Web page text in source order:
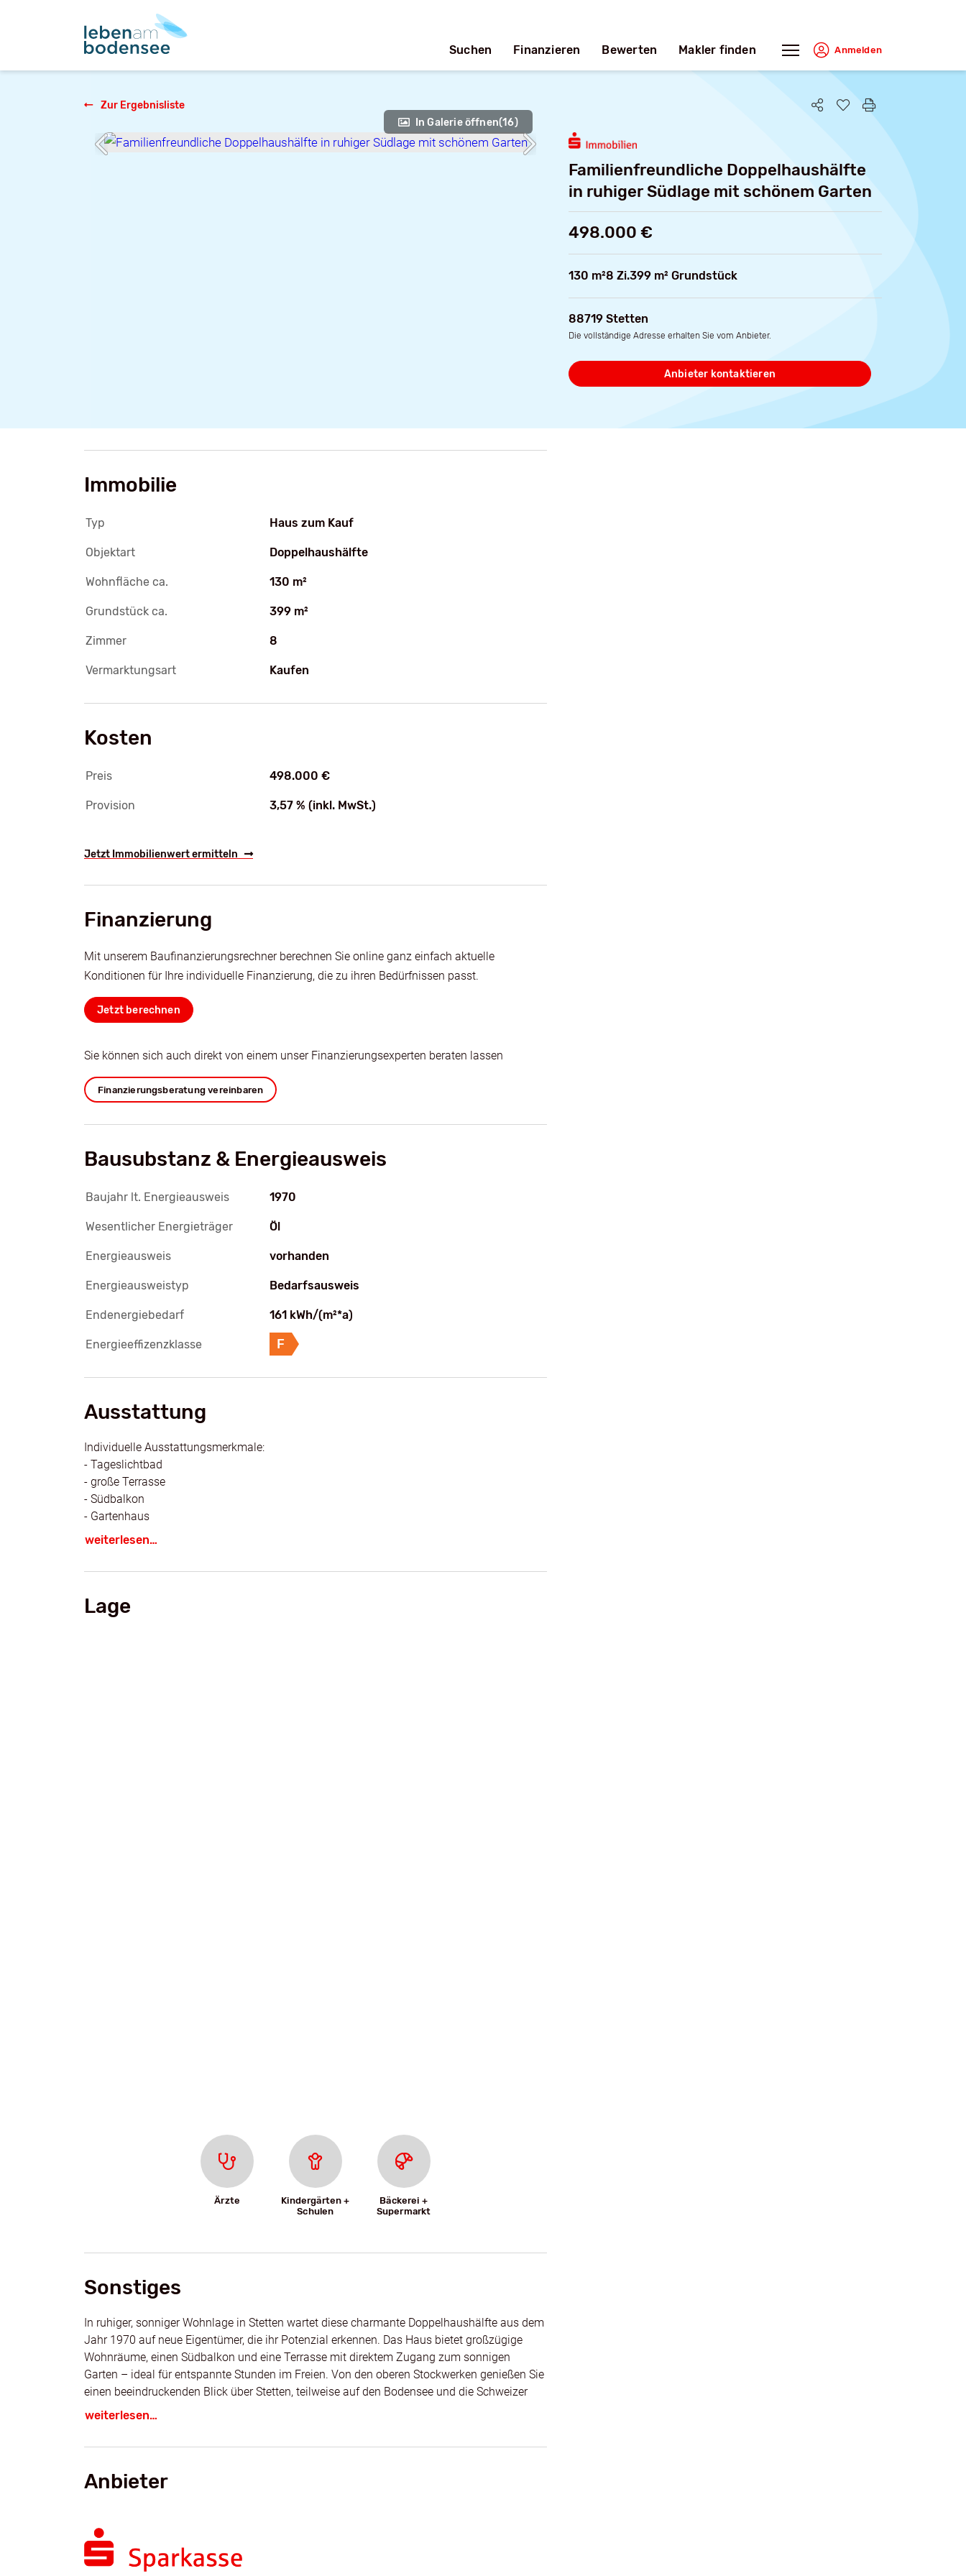
Suchen Finanzieren Bewerten Makler finden Anmelden
Zur Ergebnisliste
In Galerie öffnen(16)
Familienfreundliche Doppelhaushälfte
in ruhiger Südlage mit schönem Garten
498.000 €
130 m²8 Zi.399 m² Grundstück
88719 Stetten
Die vollständige Adresse erhalten Sie vom Anbieter.
Anbieter kontaktieren
Immobilie
Typ Haus zum Kauf
Objektart Doppelhaushälfte
Wohnfläche ca. 130 m²
Grundstück ca. 399 m²
Zimmer 8
Vermarktungsart Kaufen
Kosten
Preis 498.000 €
Provision 3,57 % (inkl. MwSt.)
Jetzt Immobilienwert ermitteln
Finanzierung
Mit unserem Baufinanzierungsrechner berechnen Sie online ganz einfach aktuelle
Konditionen für Ihre individuelle Finanzierung, die zu ihren Bedürfnissen passt.
Jetzt berechnen
Sie können sich auch direkt von einem unser Finanzierungsexperten beraten lassen
Finanzierungsberatung vereinbaren
Bausubstanz & Energieausweis
Baujahr lt. Energieausweis 1970
Wesentlicher Energieträger Öl
Energieausweis vorhanden
Energieausweistyp Bedarfsausweis
Endenergiebedarf 161 kWh/(m²*a)
Energieeffizenzklasse F
Ausstattung
Individuelle Ausstattungsmerkmale:
- Tageslichtbad
- große Terrasse
- Südbalkon
- Gartenhaus
- renovierungsbedürftig
- 2 Kfz-Stellplätze
weiterlesen…
Lage
Ärzte
Kindergärten +
Schulen
Bäckerei +
Supermarkt
Sonstiges
In ruhiger, sonniger Wohnlage in Stetten wartet diese charmante Doppelhaushälfte aus dem
Jahr 1970 auf neue Eigentümer, die ihr Potenzial erkennen. Das Haus bietet großzügige
Wohnräume, einen Südbalkon und eine Terrasse mit direktem Zugang zum sonnigen
Garten – ideal für entspannte Stunden im Freien. Von den oberen Stockwerken genießen Sie
einen beeindruckenden Blick über Stetten, teilweise auf den Bodensee und die Schweizer
Berge.
Renovierungsideen: Von der Sanierung der Innenräume über die Modernisierung der
gestalten.
Bodenseeregion. Die zentrale Anbindung an B31 und B33 macht das Haus auch für Pendler
attraktiv.
Überzeugen Sie sich selbst – vereinbaren Sie noch heute einen Besichtigungstermin!
weiterlesen…
Anbieter